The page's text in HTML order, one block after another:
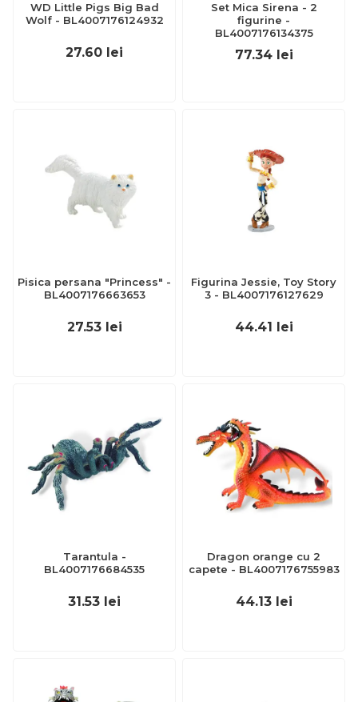
WD Little Pigs Big Bad
Wolf - BL4007176124932
27.60 lei
Set Mica Sirena - 2
figurine -
BL4007176134375
77.34 lei
Pisica persana "Princess" -
BL4007176663653
27.53 lei
Figurina Jessie, Toy Story
3 - BL4007176127629
44.41 lei
Tarantula -
BL4007176684535
31.53 lei
Dragon orange cu 2
capete - BL4007176755983
44.13 lei